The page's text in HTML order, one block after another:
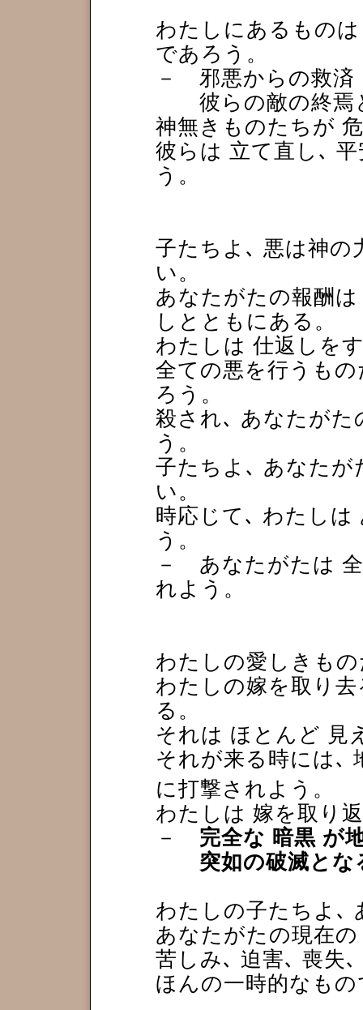
わたしにあるもの
であろう。
－ 邪悪からの救済
彼らの敵の終焉
神無きものたちが
彼らは 立て直し､
う。
子たちよ､ 悪は神の
い。
あなたがたの報酬
しとともにある。
わたしは 仕返しを
全ての悪を行うも
ろう。
殺され､ あなたがた
う。
子たちよ､ あなた
い。
時応じて､ わたし
う。
－ あなたがたは
れよう。
わたしの愛しきも
わたしの嫁を取り
る。
それは ほとんど 見
それが来る時には､
に打撃されよう。
わたしは 嫁を取り
－ 完全な 暗黒 が
突如の破滅とな
わたしの子たちよ､
あなたがたの現在の
苦しみ､ 迫害､ 喪失
ほんの一時的なも